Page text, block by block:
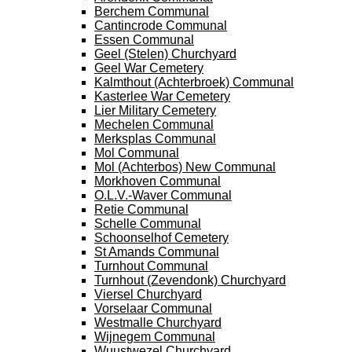
Berchem Communal
Cantincrode Communal
Essen Communal
Geel (Stelen) Churchyard
Geel War Cemetery
Kalmthout (Achterbroek) Communal
Kasterlee War Cemetery
Lier Military Cemetery
Mechelen Communal
Merksplas Communal
Mol Communal
Mol (Achterbos) New Communal
Morkhoven Communal
O.L.V.-Waver Communal
Retie Communal
Schelle Communal
Schoonselhof Cemetery
St Amands Communal
Turnhout Communal
Turnhout (Zevendonk) Churchyard
Viersel Churchyard
Vorselaar Communal
Westmalle Churchyard
Wijnegem Communal